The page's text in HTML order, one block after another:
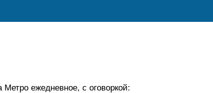
Метро ежедневное, с оговоркой: